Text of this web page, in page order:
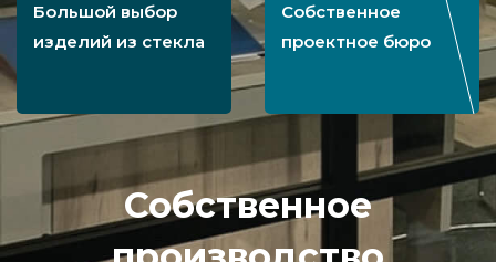
Большой выбор
изделий из стекла
Собственное
проектное бюро
Собственное